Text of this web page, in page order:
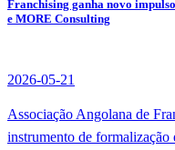
Franchising ganha novo
e MORE Consulting
2026-05-21
Associação Angolana de
instrumento de formalização